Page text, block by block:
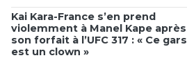
Kai Kara-France s’en prend
violemment à Manel Kape après
son forfait à l’UFC 317 : « Ce gars
est un clown »